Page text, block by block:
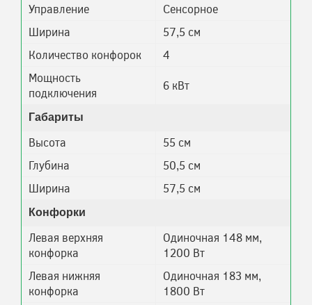
Управление
Сенсорное
Ширина
57,5 см
Количество конфорок
4
Мощность
подключения
6 кВт
Габариты
Высота
55 см
Глубина
50,5 см
Ширина
57,5 см
Конфорки
Левая верхняя
конфорка
Одиночная 148 мм,
1200 Вт
Левая нижняя
конфорка
Одиночная 183 мм,
1800 Вт